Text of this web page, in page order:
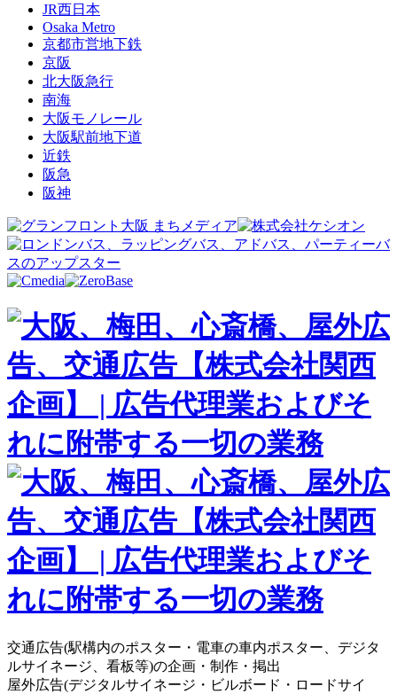
JR西日本
Osaka Metro
京都市営地下鉄
京阪
北大阪急行
南海
大阪モノレール
大阪駅前地下道
近鉄
阪急
阪神
交通広告(駅構内のポスター・電車の車内ポスター、デジタ
ルサイネージ、看板等)の企画・制作・掲出
屋外広告(デジタルサイネージ・ビルボード・ロードサイ